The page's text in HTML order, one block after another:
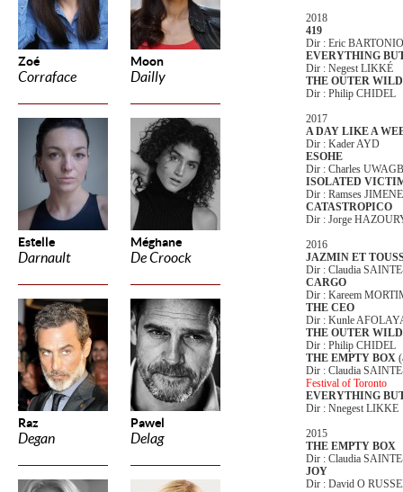
Zoé
Corraface
Moon
Dailly
Estelle
Darnault
Méghane
De Croock
Raz
Degan
Pawel
Delag
2018
419
Dir : Eric BARTONIO
EVERYTHING
Dir : Negest LIKKÉ
THE OUTER
Dir : Philip CHIDEL
2017
A DAY LIKE A
Dir : Kader AYD
ESOHE
Dir : Charles
ISOLATED
Dir : Ramses
CATASTROPICO
Dir : Jorge
2016
JAZMIN ET
Dir : Claudia
CARGO
Dir : Kareem
THE CEO
Dir : Kunle
THE OUTER WILD
Dir : Philip CHIDEL
THE EMPTY BOX
Dir : Claudia
Festival of Toronto
EVERYTHING
Dir : Nnegest LIKKE
2015
THE EMPTY BOX
Dir : Claudia
JOY
Dir : David O